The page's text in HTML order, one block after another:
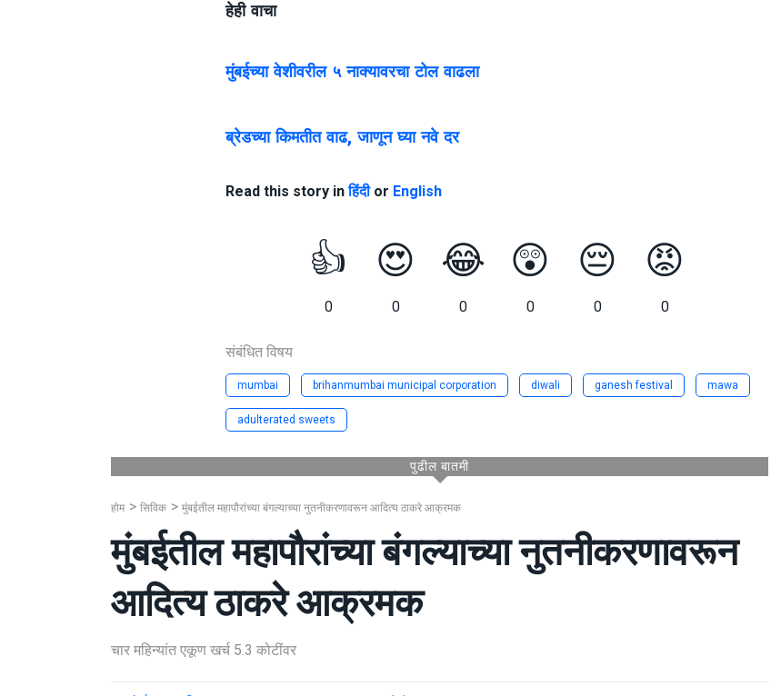
हेही वाचा
मुंबईच्या वेशीवरील ५ नाक्यावरचा टोल वाढला
ब्रेडच्या किमतीत वाढ, जाणून घ्या नवे दर
Read this story inहिंदीor English
👍
0
😍
0
😂
0
😲
0
😔
0
😡
0
संबंधित विषय
mumbai brihanmumbai municipal corporation diwali ganesh festival mawa
adulterated sweets
पुढील बातमी
होम सिविक मुंबईतील महापौरांच्या बंगल्याच्या नुतनीकरणावरून आदित्य ठाकरे आक्रमक
मुंबईतील महापौरांच्या बंगल्याच्या नुतनीकरणावरून
आदित्य ठाकरे आक्रमक
चार महिन्यांत एकूण खर्च 5.3 कोटींवर